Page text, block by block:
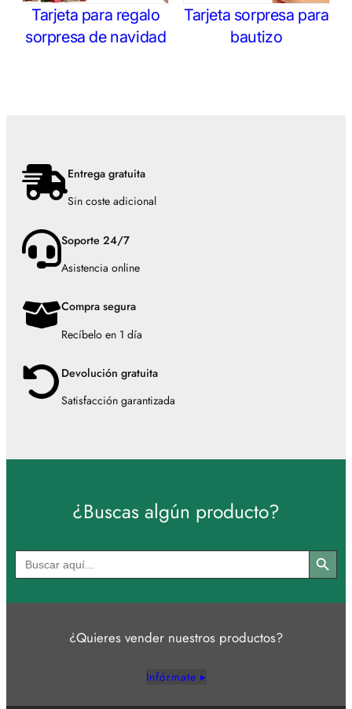
Tarjeta para regalo
sorpresa de navidad
Tarjeta sorpresa para
bautizo
Entrega gratuita
Sin coste adicional
Soporte 24/7
Asistencia online
Compra segura
Recíbelo en 1 día
Devolución gratuita
Satisfacción garantizada
¿Buscas algún producto?
Buscar: Botón de búsqueda
¿Quieres vender nuestros productos?
Infórmate ▸